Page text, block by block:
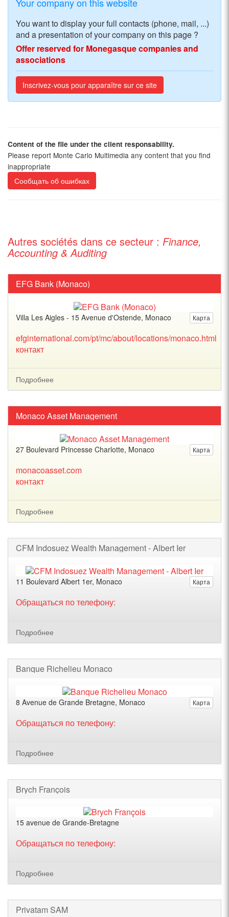
Your company on this website
You want to display your full contacts (phone, mail, ...)
and a presentation of your company on this page ?
Offer reserved for Monegasque companies and
associations
Inscrivez-vous pour apparaître sur ce site
Content of the file under the client responsability.
Please report Monte Carlo Multimedia any content that you find
inappropriate
Сообщать об ошибках
Autres sociétés dans ce secteur : Finance,
Accounting & Auditing
EFG Bank (Monaco)
Карта
Villa Les Aigles - 15 Avenue d'Ostende, Monaco
efginternational.com/pt/mc/about/locations/monaco.html
контакт
Подробнее
Monaco Asset Management
Карта
27 Boulevard Princesse Charlotte, Monaco
monacoasset.com
контакт
Подробнее
CFM Indosuez Wealth Management - Albert Ier
Карта
11 Boulevard Albert 1er, Monaco
Обращаться по телефону:
Подробнее
Banque Richelieu Monaco
Карта
8 Avenue de Grande Bretagne, Monaco
Обращаться по телефону:
Подробнее
Brych François
15 avenue de Grande-Bretagne
Обращаться по телефону:
Подробнее
Privatam SAM